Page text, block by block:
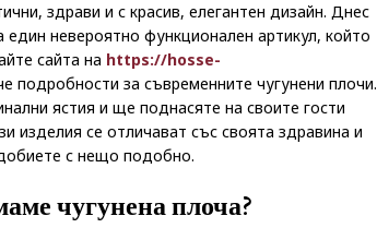
здрави и с красив, елегантен дизайн. Днес
невероятно функционален артикул, който
сайта на https://hosse-
подробности за съвременните чугунени плочи.
ястия и ще поднасяте на своите гости
изделия се отличават със своята здравина и
с нещо подобно.
чугунена плоча?